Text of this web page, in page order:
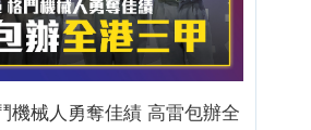
機械人勇奪佳績 高雷包辦全